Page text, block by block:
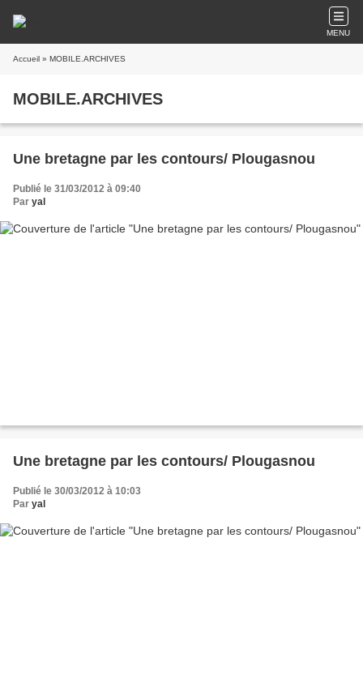
MENU
Accueil » MOBILE.ARCHIVES
MOBILE.ARCHIVES
Une bretagne par les contours/ Plougasnou
Publié le 31/03/2012 à 09:40
Par yal
Une bretagne par les contours/ Plougasnou
Publié le 30/03/2012 à 10:03
Par yal